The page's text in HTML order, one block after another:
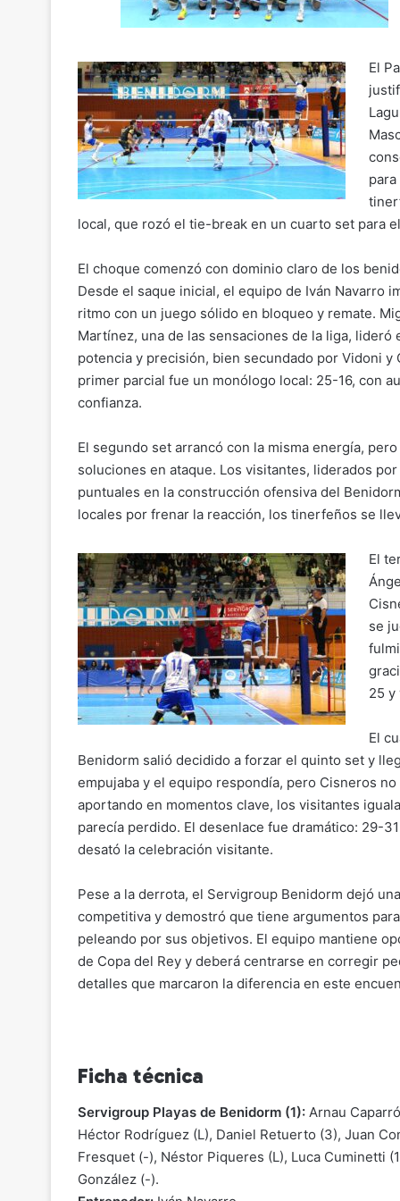
El
local, que rozó el tie-break en un cuarto set para
El choque comenzó con dominio claro de los
Desde el saque inicial, el equipo de Iván Navarro
ritmo con un juego sólido en bloqueo y remate.
Martínez, una de las sensaciones de la liga, lideró
potencia y precisión, bien secundado por Vidoni y
primer parcial fue un monólogo local: 25-16, con
confianza.
El segundo set arrancó con la misma energía,
soluciones en ataque. Los visitantes, liderados
puntuales en la construcción ofensiva del
locales por frenar la reacción, los tinerfeños se
El
se
25 y
El
Benidorm salió decidido a forzar el quinto set y
empujaba y el equipo respondía, pero Cisneros
aportando en momentos clave, los visitantes
parecía perdido. El desenlace fue dramático: 29-
desató la celebración visitante.
Pese a la derrota, el Servigroup Benidorm dejó
competitiva y demostró que tiene argumentos
peleando por sus objetivos. El equipo mantiene
de Copa del Rey y deberá centrarse en corregir
detalles que marcaron la diferencia en este
Ficha técnica
Servigroup Playas de Benidorm (1): Arnau
Héctor Rodríguez (L), Daniel Retuerto (3), Juan
Fresquet (-), Néstor Piqueres (L), Luca Cuminetti
González (-).